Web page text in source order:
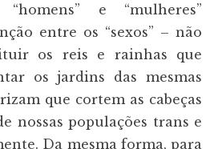
e “mulheres”
entre os “sexos” – não
os reis e rainhas que
os jardins das mesmas
que cortem as cabeças
nossas populações trans e
Da mesma forma, para